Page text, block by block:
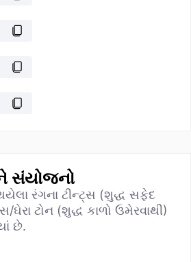
સંયોજનો
રંગના ટીન્ટ્સ (શુદ્ધ સફેદ
ટોન (શુદ્ધ કાળો ઉમેરવાથી)
છે.